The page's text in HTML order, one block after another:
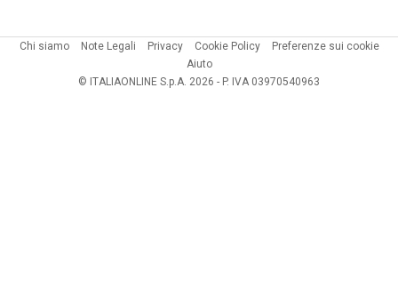
Chi siamo Note Legali Privacy Cookie Policy
Preferenze sui cookie
Aiuto
© ITALIAONLINE S.p.A. 2026 - P. IVA 03970540963